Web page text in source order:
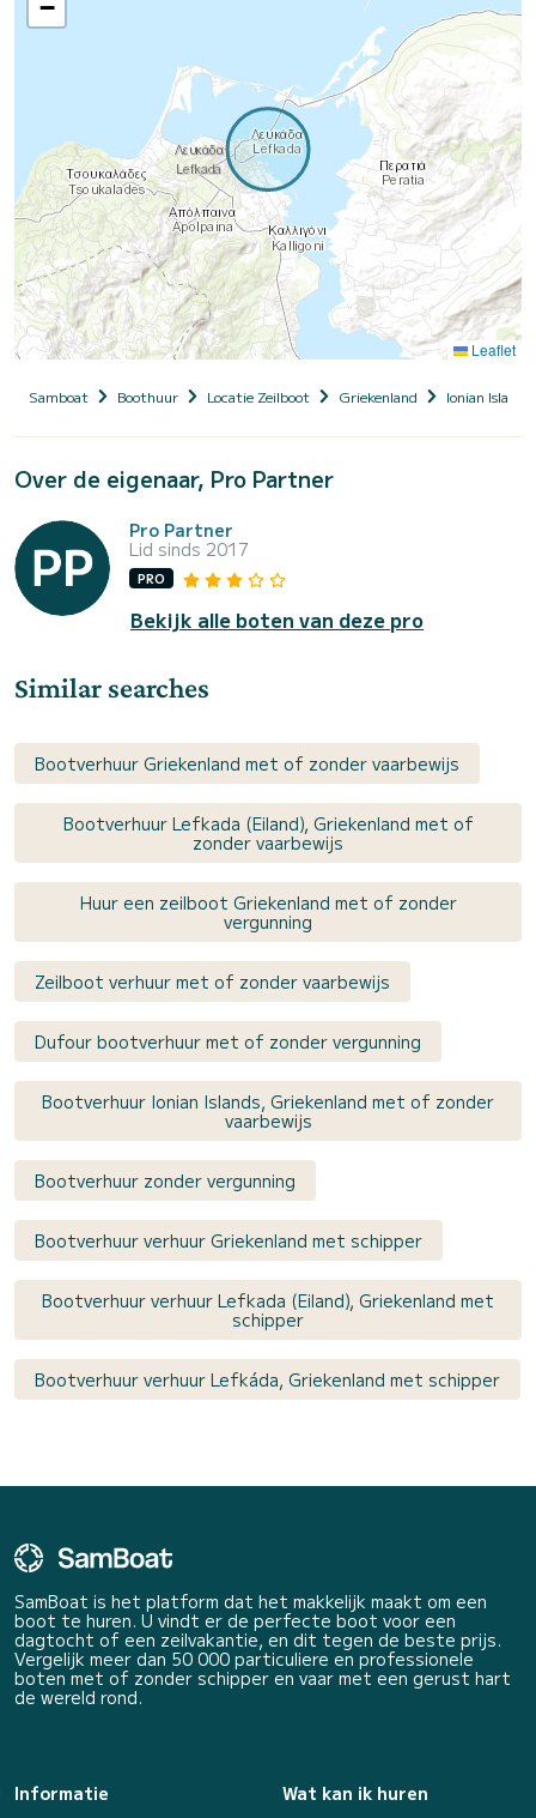
−
Leaflet
Samboat Boothuur Locatie Zeilboot Griekenland Ionian Islands
Over de eigenaar, Pro Partner
Pro Partner
Lid sinds 2017
PRO
Bekijk alle boten van deze pro
Similar searches
Bootverhuur Griekenland met of zonder vaarbewijs
Bootverhuur Lefkada (Eiland), Griekenland met of
zonder vaarbewijs
Huur een zeilboot Griekenland met of zonder
vergunning
Zeilboot verhuur met of zonder vaarbewijs
Dufour bootverhuur met of zonder vergunning
Bootverhuur Ionian Islands, Griekenland met of zonder
vaarbewijs
Bootverhuur zonder vergunning
Bootverhuur verhuur Griekenland met schipper
Bootverhuur verhuur Lefkada (Eiland), Griekenland met
schipper
Bootverhuur verhuur Lefkáda, Griekenland met schipper
SamBoat is het platform dat het makkelijk maakt om een
boot te huren. U vindt er de perfecte boot voor een
dagtocht of een zeilvakantie, en dit tegen de beste prijs.
Vergelijk meer dan 50 000 particuliere en professionele
boten met of zonder schipper en vaar met een gerust hart
de wereld rond.
Informatie
Wat kan ik huren